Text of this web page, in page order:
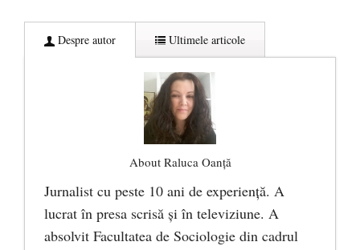
Despre autor Ultimele articole
About Raluca Oanță
Jurnalist cu peste 10 ani de experiență. A
lucrat în presa scrisă și în televiziune. A
absolvit Facultatea de Sociologie din cadrul